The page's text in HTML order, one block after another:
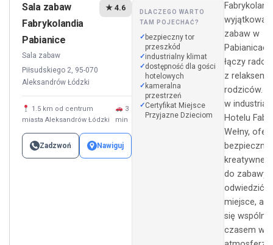
Sala zabaw
Fabrykolandia
Pabianice
Sala zabaw
Piłsudskiego 2, 95-070
Aleksandrów Łódzki
★ 4.6
1.5 km od centrum
miasta Aleksandrów Łódzki
3
min
Zadzwoń Nawiguj
DLACZEGO WARTO
TAM POJECHAĆ?
bezpieczny tor
przeszkód
industrialny klimat
dostępność dla gości
hotelowych
kameralna
przestrzeń
Certyfikat Miejsce
Przyjazne Dzieciom
wyjątkowa
zabaw w
łączy
z relaksem
rodziców.
w
Hotelu
Wełny,
bezpieczne
kreatywne
do zabawy.
odwiedzić
miejsce,
się
czasem w